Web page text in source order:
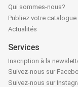
Qui sommes-nous?
Publiez votre catalogue
Actualités
Services
Inscription à la
Suivez-nous sur
Suivez-nous sur